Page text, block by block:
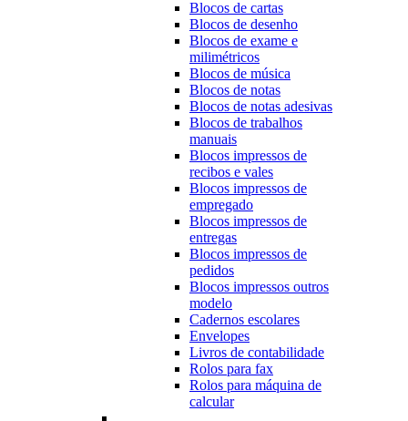
Blocos de cartas
Blocos de desenho
Blocos de exame e
milimétricos
Blocos de música
Blocos de notas
Blocos de notas adesivas
Blocos de trabalhos
manuais
Blocos impressos de
recibos e vales
Blocos impressos de
empregado
Blocos impressos de
entregas
Blocos impressos de
pedidos
Blocos impressos outros
modelo
Cadernos escolares
Envelopes
Livros de contabilidade
Rolos para fax
Rolos para máquina de
calcular